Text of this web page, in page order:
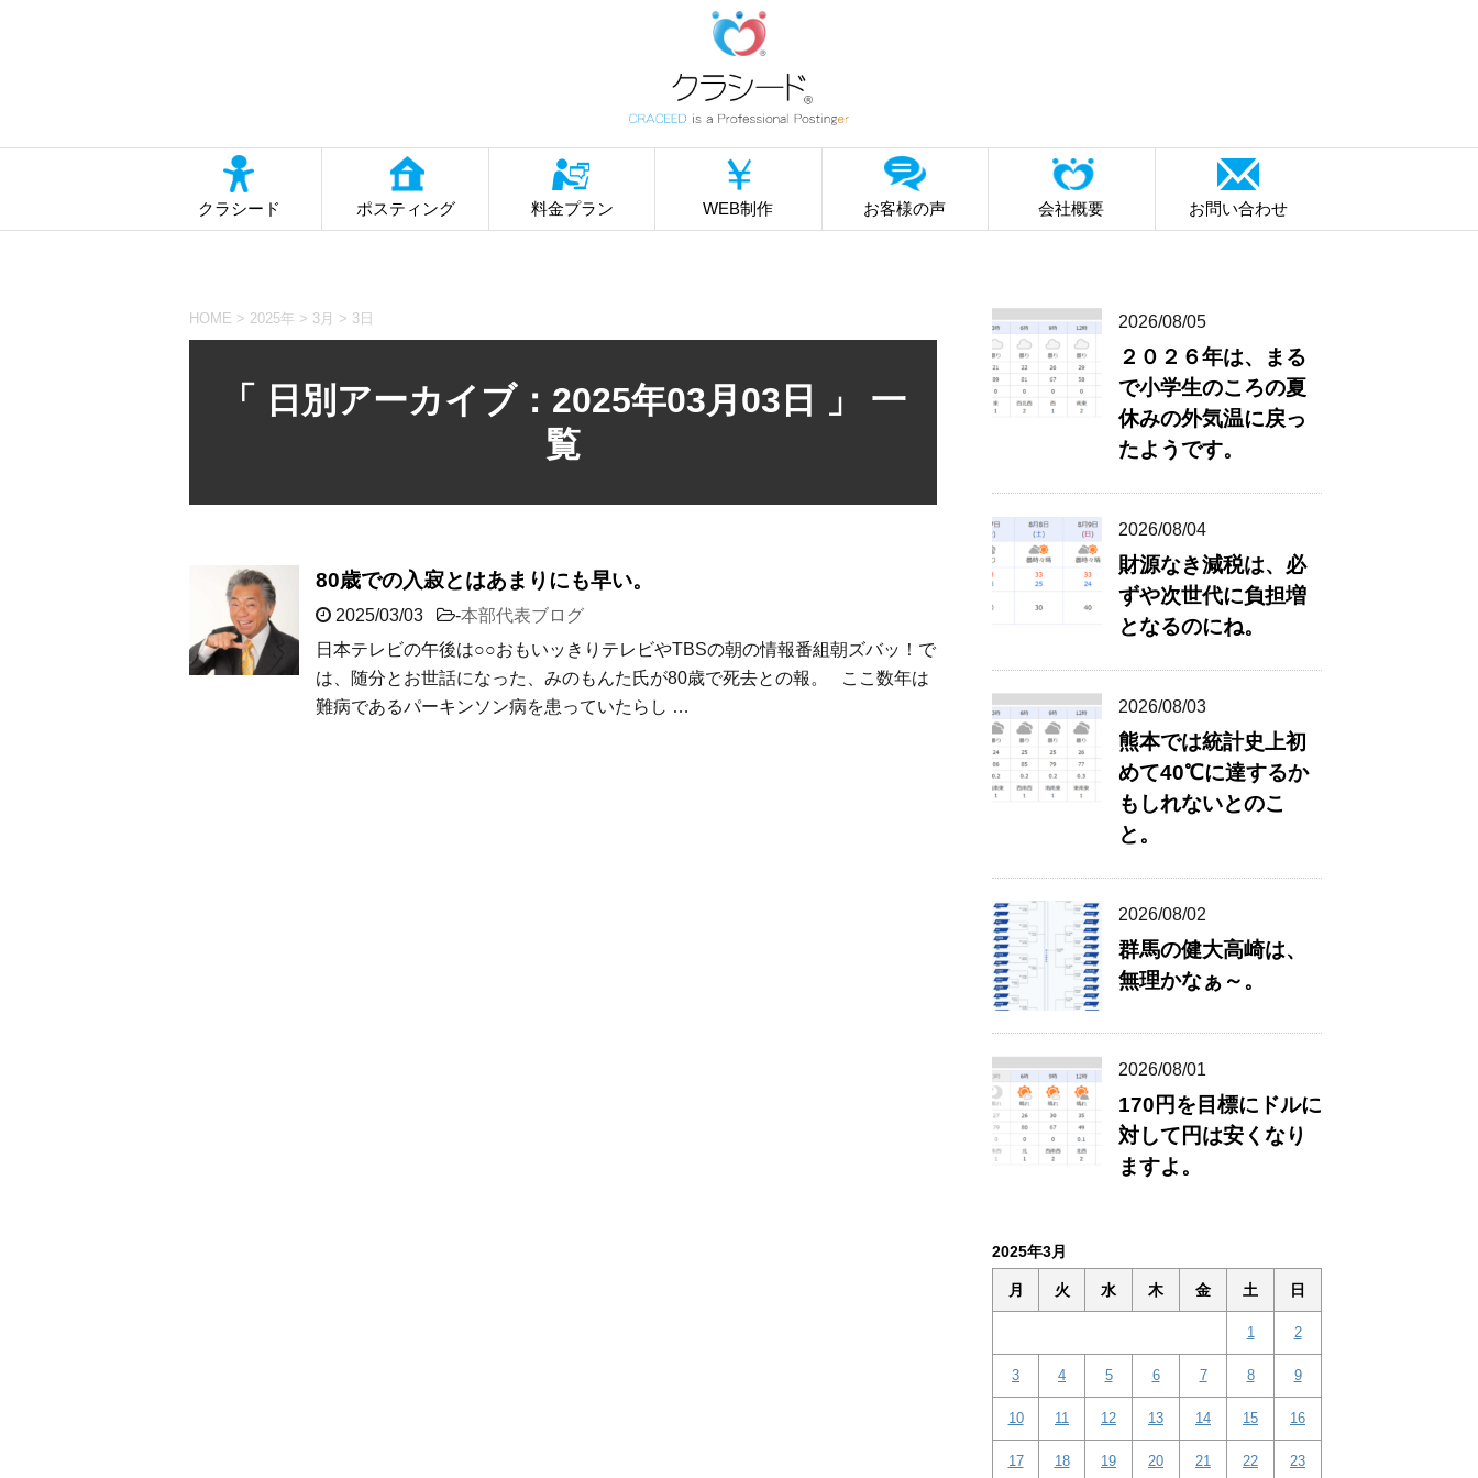
クラシード ポスティング 料金プラン WEB制作 お客様の声 会社概要 お問い合わせ
HOME > 2025年 > 3月 > 3日
「 日別アーカイブ：2025年03月03日 」 一
覧
80歳での入寂とはあまりにも早い。
2025/03/03 -本部代表ブログ
日本テレビの午後は○○おもいッきりテレビやTBSの朝の情報番組朝ズバッ！で
は、随分とお世話になった、みのもんた氏が80歳で死去との報。 ここ数年は
難病であるパーキンソン病を患っていたらし …
2026/08/05
２０２６年は、まる
で小学生のころの夏
休みの外気温に戻っ
たようです。
2026/08/04
財源なき減税は、必
ずや次世代に負担増
となるのにね。
2026/08/03
熊本では統計史上初
めて40℃に達するか
もしれないとのこ
と。
2026/08/02
群馬の健大高崎は、
無理かなぁ～。
2026/08/01
170円を目標にドルに
対して円は安くなり
ますよ。
2025年3月
月 火 水 木 金 土 日
1 2
3 4 5 6 7 8 9
10 11 12 13 14 15 16
17 18 19 20 21 22 23